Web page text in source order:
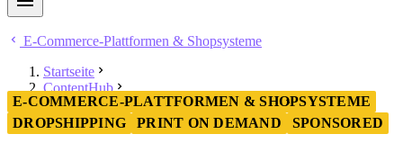
E-Commerce-Plattformen & Shopsysteme
Startseite
ContentHub
E-Commerce-Plattformen & Shopsysteme
Onlineshop ohne Lager? Wir verraten dir, wie’s funktioniert!
E-COMMERCE-PLATTFORMEN & SHOPSYSTEME
DROPSHIPPING
PRINT ON DEMAND SPONSORED